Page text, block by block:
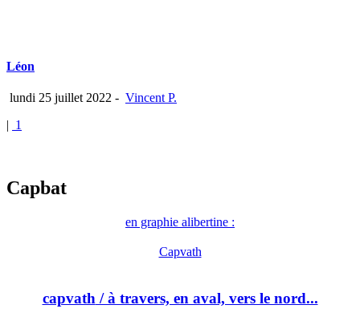
Léon
lundi 25 juillet 2022 - Vincent P.
| 1
Capbat
en graphie alibertine :
Capvath
capvath / à travers, en aval, vers le nord...